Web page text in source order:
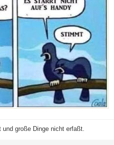
große Dinge nicht erfaßt.